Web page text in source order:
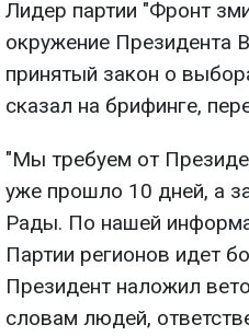
Лидер партии "Фронт
окружение Президента
принятый закон о
сказал на брифинге,
"Мы требуем от
уже прошло 10 дней, а
Рады. По нашей
Партии регионов идет
Президент наложил
словам людей,